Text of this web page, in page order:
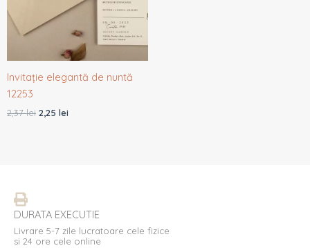
Invitație elegantă de nuntă
12253
2,37lei 2,25 lei
DURATA EXECUTIE
Livrare 5-7 zile lucratoare cele fizice
si 24 ore cele online